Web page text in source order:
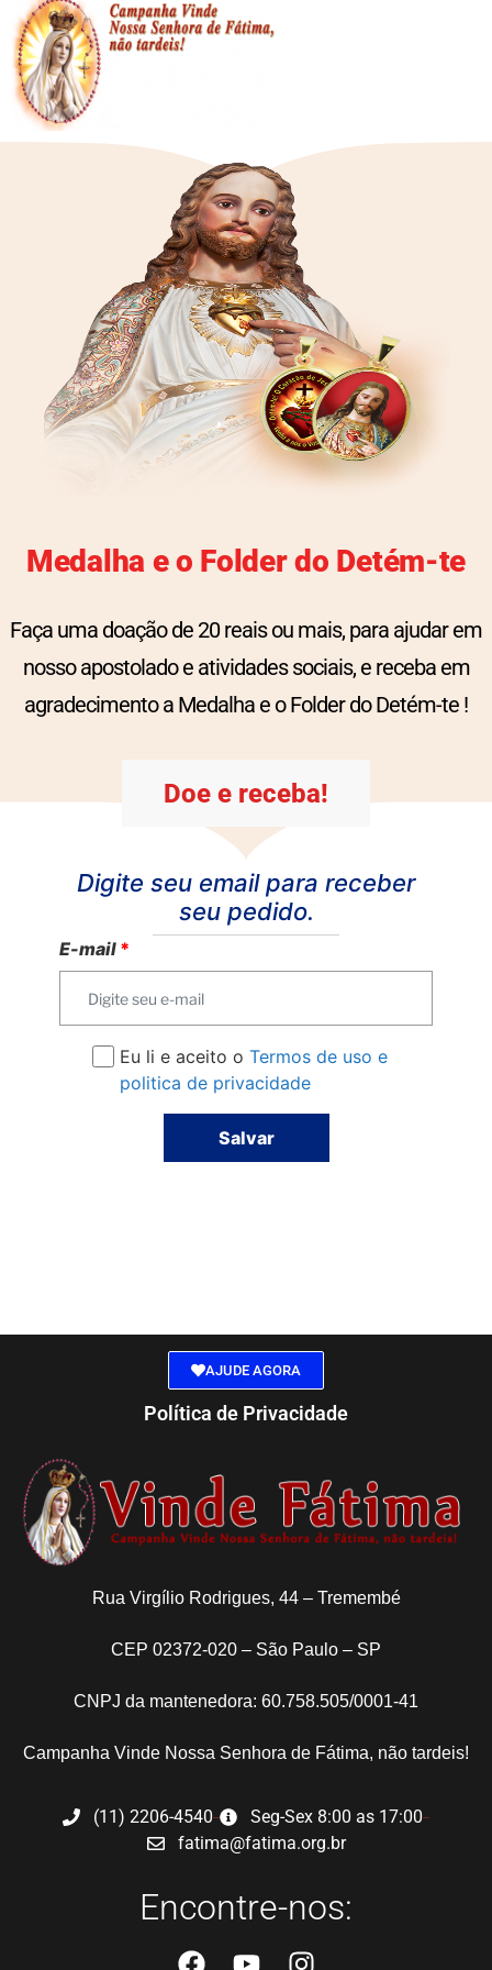
Medalha e o Folder do Detém-te
Faça uma doação de 20 reais ou mais, para ajudar em
nosso apostolado e atividades sociais, e receba em
agradecimento a Medalha e o Folder do Detém-te !
Doe e receba!
Digite seu email para receber
seu pedido.
E-mail *
Eu li e aceito o Termos de uso e
politica de privacidade
Salvar
AJUDE AGORA
Política de Privacidade
Rua Virgílio Rodrigues, 44 – Tremembé
CEP 02372-020 – São Paulo – SP
CNPJ da mantenedora: 60.758.505/0001-41
Campanha Vinde Nossa Senhora de Fátima, não tardeis!
(11) 2206-4540
Seg-Sex 8:00 as 17:00
fatima@fatima.org.br
Encontre-nos: